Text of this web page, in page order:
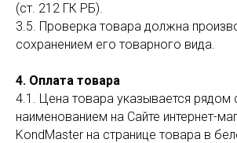
(ст. 212 ГК РБ).
3.5. Проверка товара должна
сохранением его товарного вида.
4. Оплата товара
4.1. Цена товара указывается рядом
наименованием на Сайте интернет-
KondMaster на странице товара в